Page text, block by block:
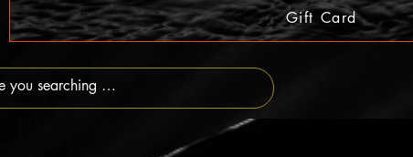
Gift Card